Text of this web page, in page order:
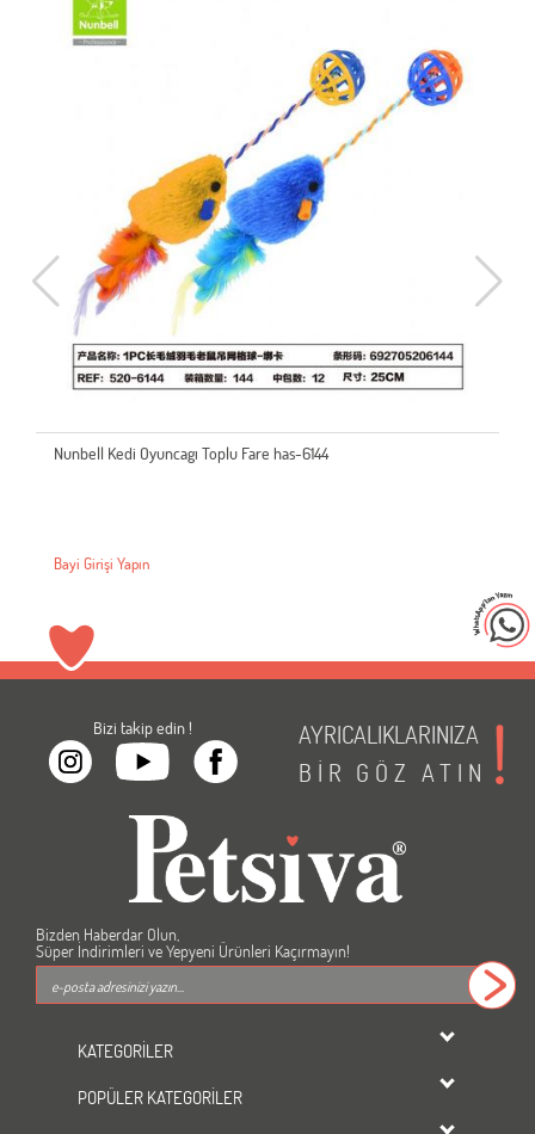
Nunbell Kedi Oyuncagı Toplu Fare has-6144
Bayi Girişi Yapın
Bizi takip edin !
AYRICALIKLARINIZA
BİR GÖZ ATIN
Bizden Haberdar Olun,
Süper İndirimleri ve Yepyeni Ürünleri Kaçırmayın!
KATEGORİLER
dondurulmuş ürünler
POPÜLER KATEGORİLER